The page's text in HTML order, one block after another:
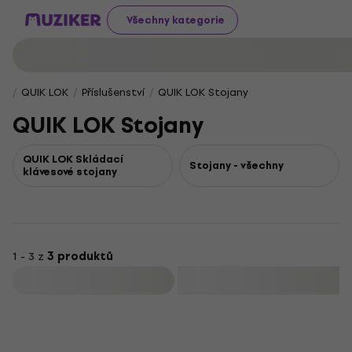
Všechny kategorie
QUIK LOK Příslušenství QUIK LOK Stojany
QUIK LOK Stojany
QUIK LOK Skládací
klávesové stojany Stojany - všechny
1 - 3 z 3 produktů